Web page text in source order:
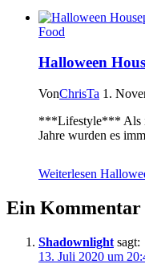
Food
Halloween
VonChrisTa 1.
***Lifestyle*** Als
Jahre wurden es
Weiterlesen
Ein Kommentar
Shadownlight sagt:
13. Juli 2020 um